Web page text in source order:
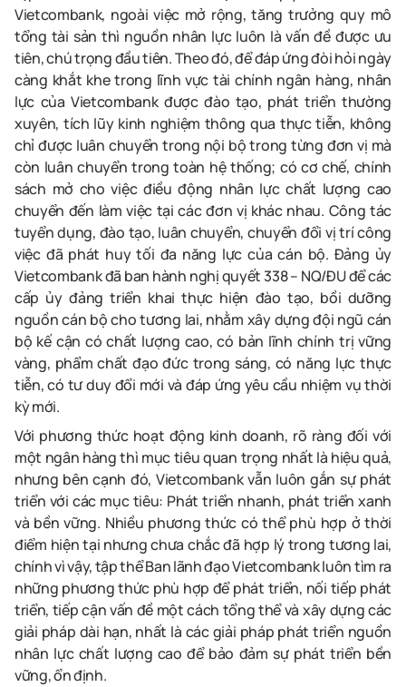
Vietcombank, ngoài việc mở rộng, tăng trưởng quy mô
tổng tài sản thì nguồn nhân lực luôn là vấn đề được ưu
tiên, chú trọng đầu tiên. Theo đó, để đáp ứng đòi hỏi ngày
càng khắt khe trong lĩnh vực tài chính ngân hàng, nhân
lực của Vietcombank được đào tạo, phát triển thường
xuyên, tích lũy kinh nghiệm thông qua thực tiễn, không
chỉ được luân chuyển trong nội bộ trong từng đơn vị mà
còn luân chuyển trong toàn hệ thống; có cơ chế, chính
sách mở cho việc điều động nhân lực chất lượng cao
chuyển đến làm việc tại các đơn vị khác nhau. Công tác
tuyển dụng, đào tạo, luân chuyển, chuyển đổi vị trí công
việc đã phát huy tối đa năng lực của cán bộ. Đảng ủy
Vietcombank đã ban hành nghị quyết 338 – NQ/ĐU để các
cấp ủy đảng triển khai thực hiện đào tạo, bồi dưỡng
nguồn cán bộ cho tương lai, nhằm xây dựng đội ngũ cán
bộ kế cận có chất lượng cao, có bản lĩnh chính trị vững
vàng, phẩm chất đạo đức trong sáng, có năng lực thực
tiễn, có tư duy đổi mới và đáp ứng yêu cầu nhiệm vụ thời
kỳ mới.
Với phương thức hoạt động kinh doanh, rõ ràng đối với
một ngân hàng thì mục tiêu quan trọng nhất là hiệu quả,
nhưng bên cạnh đó, Vietcombank vẫn luôn gắn sự phát
triển với các mục tiêu: Phát triển nhanh, phát triển xanh
và bền vững. Nhiều phương thức có thể phù hợp ở thời
điểm hiện tại nhưng chưa chắc đã hợp lý trong tương lai,
chính vì vậy, tập thể Ban lãnh đạo Vietcombank luôn tìm ra
những phương thức phù hợp để phát triển, nối tiếp phát
triển, tiếp cận vấn đề một cách tổng thể và xây dựng các
giải pháp dài hạn, nhất là các giải pháp phát triển nguồn
nhân lực chất lượng cao để bảo đảm sự phát triển bền
vững, ổn định.